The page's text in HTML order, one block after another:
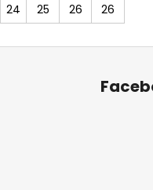
24 25 26 26